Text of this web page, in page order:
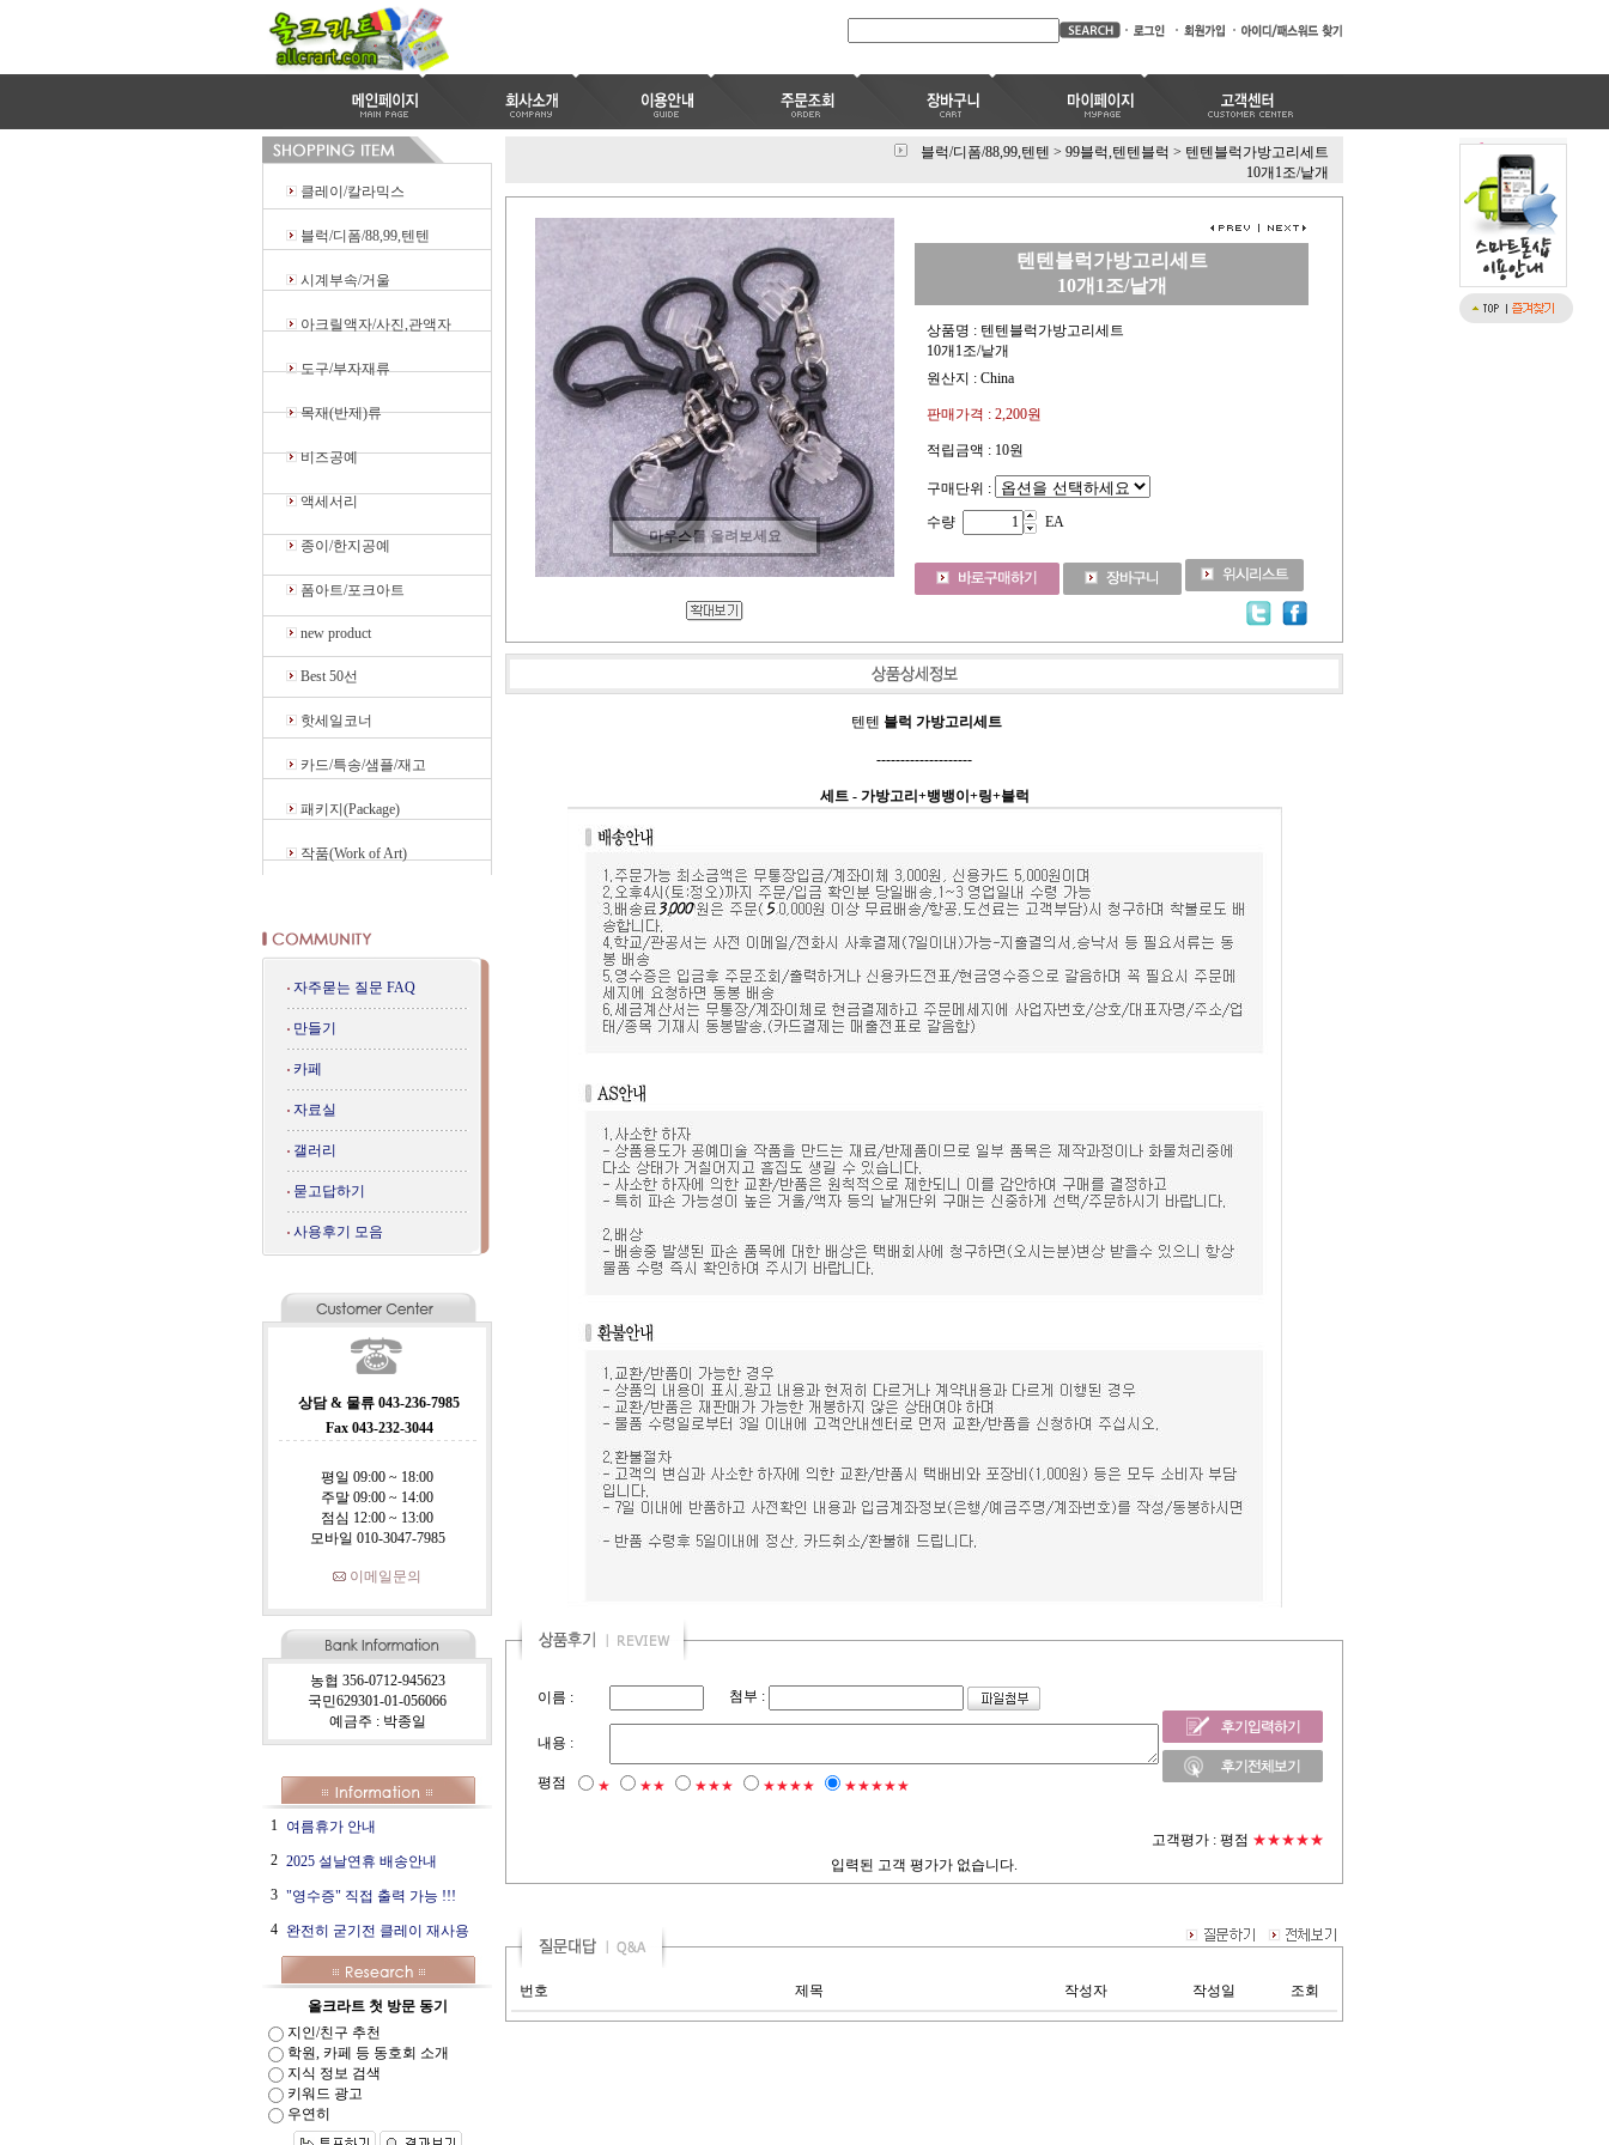
클레이/칼라믹스
블럭/디폼/88,99,텐텐
시계부속/거울
아크릴액자/사진,관액자
도구/부자재류
목재(반제)류
비즈공예
액세서리
종이/한지공예
폼아트/포크아트
new product
Best 50선
핫세일코너
카드/특송/샘플/재고
패키지(Package)
작품(Work of Art)
자주묻는 질문 FAQ
만들기
카페
자료실
갤러리
묻고답하기
사용후기 모음
상담 & 물류 043-236-7985
Fax 043-232-3044
평일 09:00 ~ 18:00
주말 09:00 ~ 14:00
점심 12:00 ~ 13:00
모바일 010-3047-7985
이메일문의
농협 356-0712-945623
국민629301-01-056066
예금주 : 박종일
1 여름휴가 안내
2 2025 설날연휴 배송안내
3 "영수증" 직접 출력 가능 !!!
4 완전히 굳기전 클레이 재사용
올크라트 첫 방문 동기
지인/친구 추천
학원, 카페 등 동호회 소개
지식 정보 검색
키워드 광고
우연히
블럭/디폼/88,99,텐텐 > 99블럭,텐텐블럭 > 텐텐블럭가방고리세트
10개1조/낱개
마우스를 올려보세요
텐텐블럭가방고리세트
10개1조/낱개
상품명 : 텐텐블럭가방고리세트
10개1조/낱개
원산지 : China
판매가격 : 2,200원
적립금액 : 10원
구매단위 :
수량
EA
텐텐 블럭 가방고리세트
--------------------
세트 - 가방고리+뱅뱅이+링+블럭
이름 : 첨부 :
내용 :
평점 ★ ★★ ★★★ ★★★★ ★★★★★
고객평가 : 평점 ★★★★★
입력된 고객 평가가 없습니다.
번호 제목 작성자 작성일 조회